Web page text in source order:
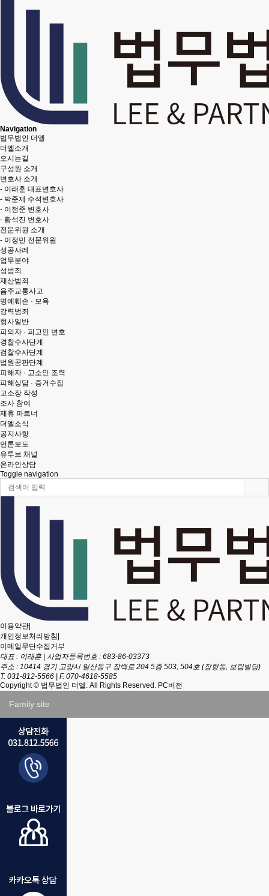
Navigation
법무법인 더엘
더엘소개
오시는길
구성원 소개
변호사 소개
- 이래훈 대표변호사
- 박준제 수석변호사
- 이정준 변호사
- 황석진 변호사
전문위원 소개
- 이정민 전문위원
성공사례
업무분야
성범죄
재산범죄
음주교통사고
명예훼손 · 모욕
강력범죄
형사일반
피의자 · 피고인 변호
경찰수사단계
검찰수사단계
법원공판단계
피해자 · 고소인 조력
피해상담 · 증거수집
고소장 작성
조사 참여
제휴 파트너
더엘소식
공지사항
언론보도
유투브 채널
온라인상담
Toggle navigation
이용약관
개인정보처리방침
이메일무단수집거부
대표 : 이래훈
사업자등록번호 : 683-86-03373
주소 : 10414 경기 고양시 일산동구 장백로 204 5층 503, 504호 (장항동, 보림빌딩)
T. 031-812-5566
F. 070-4618-5585
Copyright© 법무법인 더엘. All Rights Reserved. PC버전
Family site